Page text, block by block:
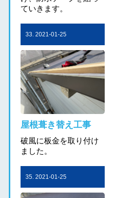
ていきます。
33. 2021-01-25
屋根葺き替え工事
破風に板金を取り付け
ました。
35. 2021-01-25